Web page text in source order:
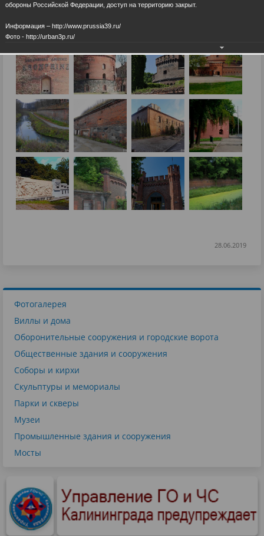
28.06.2019
Фотогалерея
Виллы и дома
Оборонительные сооружения и городские ворота
Общественные здания и сооружения
Соборы и кирхи
Скульптуры и мемориалы
Парки и скверы
Музеи
Промышленные здания и сооружения
Мосты
обороны Российской Федерации, доступ на территорию закрыт.
Информация – http://www.prussia39.ru/
Фото - http://urban3p.ru/